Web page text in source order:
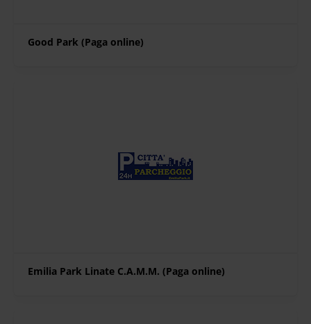
Good Park (Paga online)
Emilia Park Linate C.A.M.M. (Paga online)